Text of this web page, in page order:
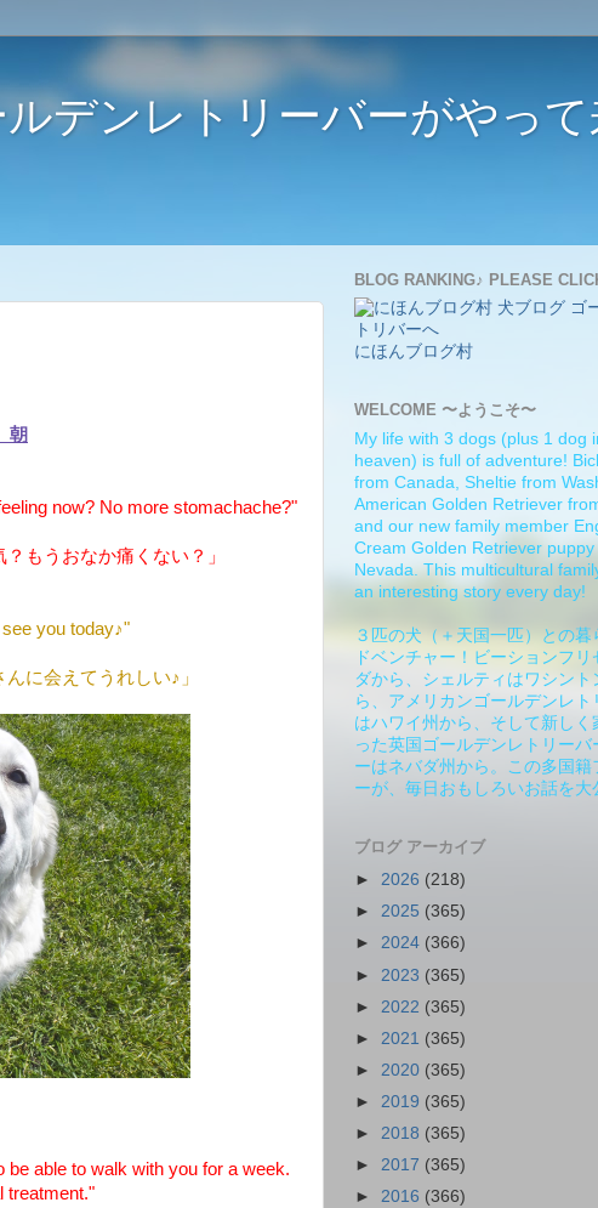
デンレトリーバーがやって
朝
now? No more stomachache?"
もうおなか痛くない？」
you today♪"
に会えてうれしい♪」
able to walk with you for a week.
treatment."
BLOG RANKING♪ PLEASE
にほんブログ村
WELCOME 〜ようこそ〜
My life with 3 dogs (plus 1 dog
heaven) is full of adventure!
from Canada, Sheltie from
American Golden Retriever
and our new family member
Cream Golden Retriever puppy
Nevada. This multicultural
an interesting story every day!
３匹の犬（＋天国一匹）との暮
ドベンチャー！ビーションフリ
ダから、シェルティはワシント
ら、アメリカンゴールデンレト
はハワイ州から、そして新しく
った英国ゴールデンレトリーバ
ーはネバダ州から。この多国籍
ーが、毎日おもしろいお話を大
ブログ アーカイブ
► 2026 (218)
► 2025 (365)
► 2024 (366)
► 2023 (365)
► 2022 (365)
► 2021 (365)
► 2020 (365)
► 2019 (365)
► 2018 (365)
► 2017 (365)
► 2016 (366)